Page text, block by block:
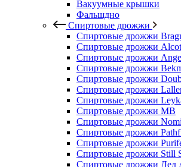
Вакуумные крышки
Фальшдно
Спиртовые дрожжи
Спиртовые дрожжи
Спиртовые дрожжи
Спиртовые дрожжи
Спиртовые дрожжи
Спиртовые дрожжи
Спиртовые дрожжи
Спиртовые дрожжи
Спиртовые дрожжи MB
Спиртовые дрожжи
Спиртовые дрожжи
Спиртовые дрожжи
Спиртовые дрожжи Still
Спиртовые дрожжи Дед